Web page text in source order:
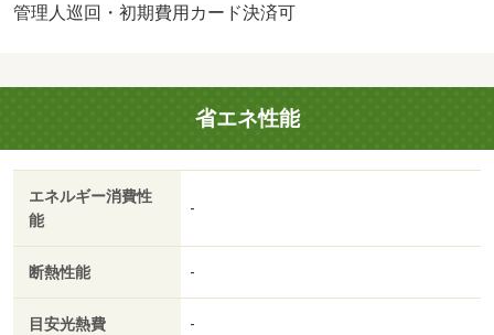
管理人巡回・初期費用カード決済可
省エネ性能
エネルギー消費性
能
-
断熱性能 -
目安光熱費 -